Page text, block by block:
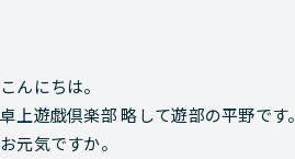
こんにちは。
卓上遊戯倶楽部 略して遊部の平野です。
お元気ですか。